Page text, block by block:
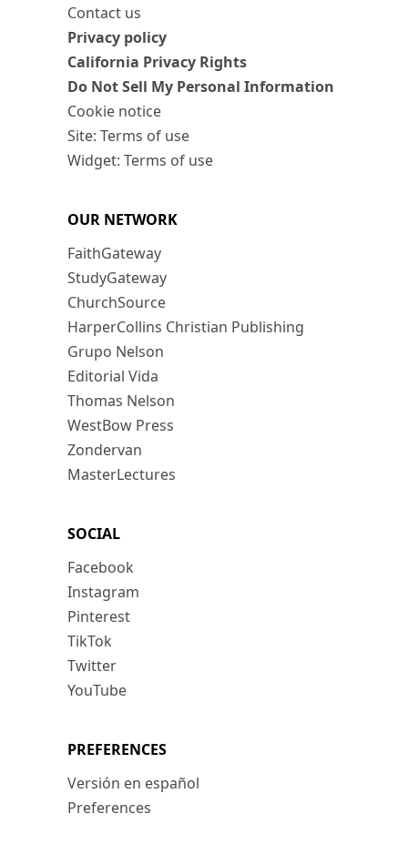
Contact us
Privacy policy
California Privacy Rights
Do Not Sell My Personal Information
Cookie notice
Site: Terms of use
Widget: Terms of use
OUR NETWORK
FaithGateway
StudyGateway
ChurchSource
HarperCollins Christian Publishing
Grupo Nelson
Editorial Vida
Thomas Nelson
WestBow Press
Zondervan
MasterLectures
SOCIAL
Facebook
Instagram
Pinterest
TikTok
Twitter
YouTube
PREFERENCES
Versión en español
Preferences